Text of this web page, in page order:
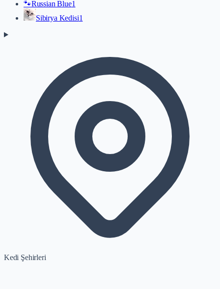
🐾Russian Blue1
Sibirya Kedisi1
Kedi Şehirleri